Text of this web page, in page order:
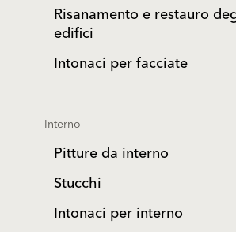
Risanamento e restauro
edifici
Intonaci per facciate
Interno
Pitture da interno
Stucchi
Intonaci per interno